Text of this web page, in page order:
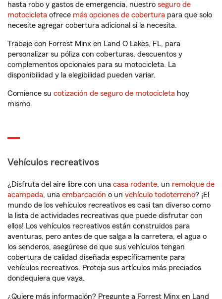
hasta robo y gastos de emergencia, nuestro seguro de
motocicleta ofrece más opciones de cobertura para que solo
necesite agregar cobertura adicional si la necesita.
Trabaje con Forrest Minx en Land O Lakes, FL, para
personalizar su póliza con coberturas, descuentos y
complementos opcionales para su motocicleta. La
disponibilidad y la elegibilidad pueden variar.
Comience su cotización de seguro de motocicleta hoy
mismo.
Vehículos recreativos
¿Disfruta del aire libre con una casa rodante, un remolque de
acampada, una embarcación o un vehículo todoterreno? ¡El
mundo de los vehículos recreativos es casi tan diverso como
la lista de actividades recreativas que puede disfrutar con
ellos! Los vehículos recreativos están construidos para
aventuras, pero antes de que salga a la carretera, el agua o
los senderos, asegúrese de que sus vehículos tengan
cobertura de calidad diseñada específicamente para
vehículos recreativos. Proteja sus artículos más preciados
dondequiera que vaya.
¿Quiere más información? Pregunte a Forrest Minx en Land